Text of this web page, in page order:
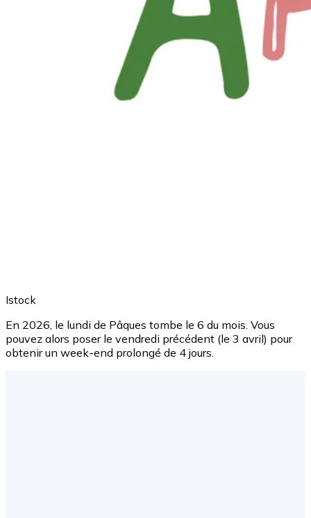
Istock
En 2026, le lundi de Pâques tombe le 6 du mois. Vous
pouvez alors poser le vendredi précédent (le 3 avril) pour
obtenir un week-end prolongé de 4 jours.